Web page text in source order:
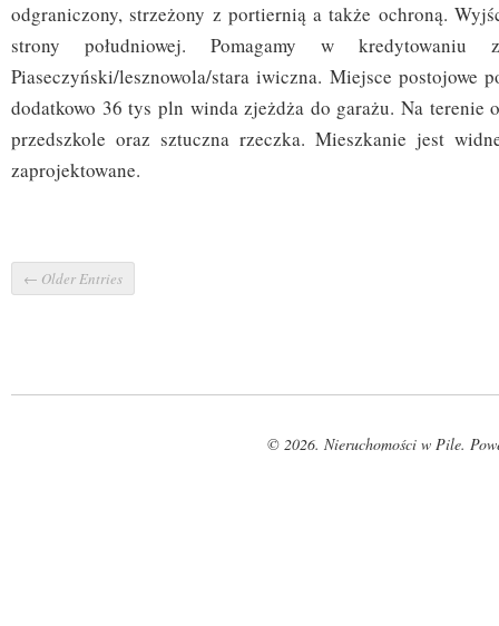
odgraniczony, strzeżony z portiernią a także ochroną.
strony południowej. Pomagamy w kredytowaniu
Piaseczyński/lesznowola/stara iwiczna. Miejsce postojowe
dodatkowo 36 tys pln winda zjeżdża do garażu. Na terenie
przedszkole oraz sztuczna rzeczka. Mieszkanie jest
zaprojektowane.
← Older Entries
© 2026. Nieruchomości w Pile.